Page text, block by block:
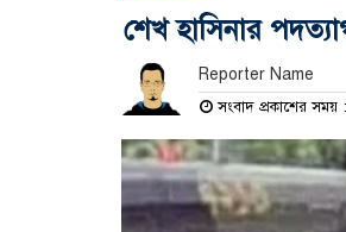
শেখ হাসিনার
Reporter Name
সংবাদ প্রকাশের